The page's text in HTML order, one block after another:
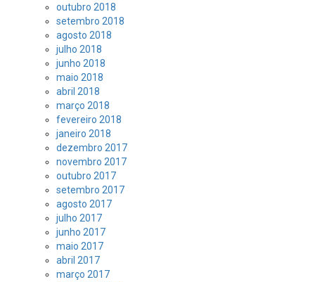
outubro 2018
setembro 2018
agosto 2018
julho 2018
junho 2018
maio 2018
abril 2018
março 2018
fevereiro 2018
janeiro 2018
dezembro 2017
novembro 2017
outubro 2017
setembro 2017
agosto 2017
julho 2017
junho 2017
maio 2017
abril 2017
março 2017